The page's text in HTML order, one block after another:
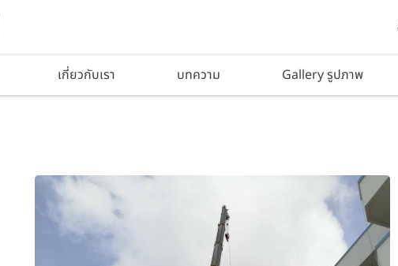
เกี่ยวกับเรา บทความ Gallery รูปภาพ